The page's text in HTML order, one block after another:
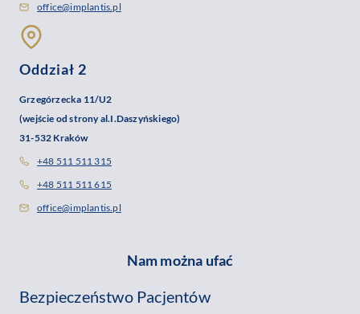
office@implantis.pl
Oddział 2
Grzegórzecka 11/U2
(wejście od strony al.I.Daszyńskiego)
31-532 Kraków
+48 511 511 315
+48 511 511 615
office@implantis.pl
Nam można ufać
Bezpieczeństwo Pacjentów